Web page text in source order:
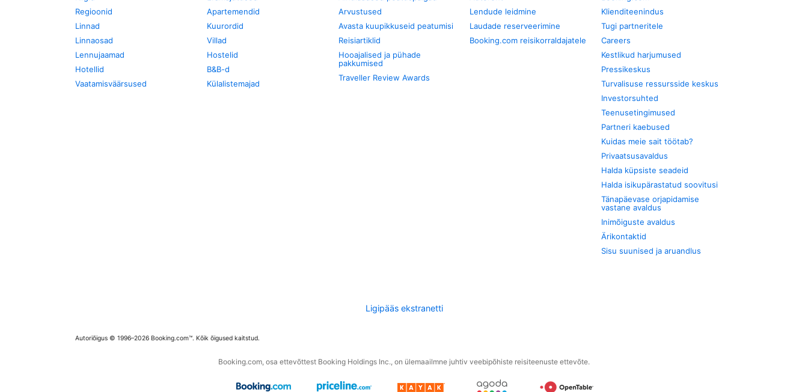
Regioonid
Linnad
Linnaosad
Lennujaamad
Hotellid
Vaatamisväärsused
Apartemendid
Kuurordid
Villad
Hostelid
B&B-d
Külalistemajad
Arvustused
Avasta kuupikkuseid peatumisi
Reisiartiklid
Hooajalised ja pühade
pakkumised
Traveller Review Awards
Lendude leidmine
Laudade reserveerimine
Booking.com reisikorraldajatele
Klienditeenindus
Tugi partneritele
Careers
Kestlikud harjumused
Pressikeskus
Turvalisuse ressursside keskus
Investorsuhted
Teenusetingimused
Partneri kaebused
Kuidas meie sait töötab?
Privaatsusavaldus
Halda küpsiste seadeid
Halda isikupärastatud soovitusi
Tänapäevase orjapidamise
vastane avaldus
Inimõiguste avaldus
Ärikontaktid
Sisu suunised ja aruandlus
Ligipääs ekstranetti
Autoriõigus © 1996–2026 Booking.com™. Kõik õigused kaitstud.
Booking.com, osa ettevõttest Booking Holdings Inc., on ülemaailmne juhtiv veebipõhiste reisiteenuste ettevõte.